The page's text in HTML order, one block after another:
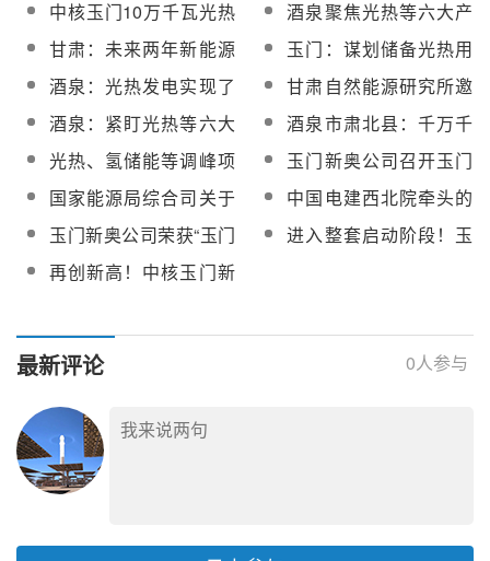
项目开发建设方案》下
发
科技研发力度
完成吊装
中核玉门10万千瓦光热
储能工程总承包国产铠
装加热电缆采购
酒泉聚焦光热等六大产
业，新能源装备制造全
产业链发展成效显著
甘肃：未来两年新能源
开发方案重点！
玉门：谋划储备光热用
导热油回收再利用等重
点招商项目46个 助推招
商引资提质增量
酒泉：光热发电实现了
塔式、槽式、线性菲涅
尔、二次反射等技术路
径全覆盖
甘肃自然能源研究所邀
请并陪同英国利兹大学
李慷教授一行莅临酒泉
考察新能源项目
酒泉：紧盯光热等六大
产业链，打出现代产业
发展“组合拳”
酒泉市肃北县：千万千
瓦级新能源发电基地蓄
势待发
光热、氢储能等调峰项
目加快建设！酒泉多措
并举加快推进新能源产
业集群化发展
玉门新奥公司召开玉门
“光热储能＋光伏＋风电”
示范项目进度推进会
国家能源局综合司关于
进一步加强发电安全生
产工作的通知
中国电建西北院牵头的
光热重大科技专项整体
成果通过鉴定
玉门新奥公司荣获“玉门
市青少年光热科普教育
基地”称号
进入整套启动阶段！玉
再创新高！中核玉门新
最新评论 0人参与